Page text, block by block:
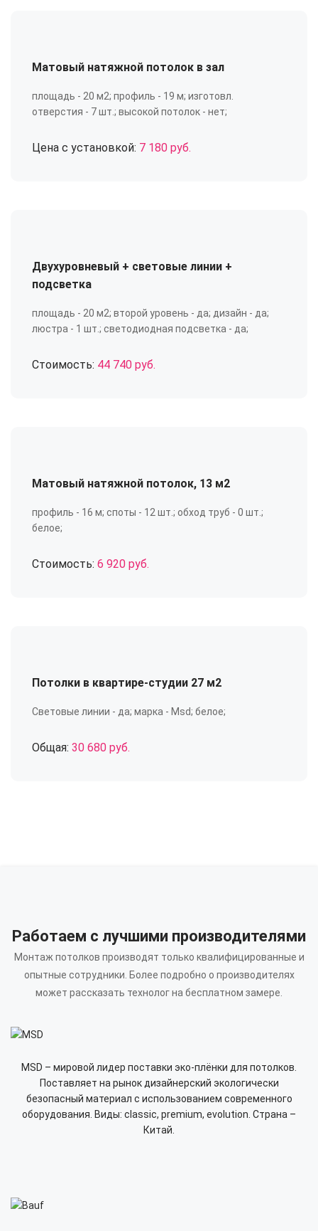
Матовый натяжной потолок в зал
площадь - 20 м2; профиль - 19 м; изготовл.
отверстия - 7 шт.; высокой потолок - нет;
Цена с установкой: 7 180 руб.
Двухуровневый + световые линии +
подсветка
площадь - 20 м2; второй уровень - да; дизайн - да;
люстра - 1 шт.; светодиодная подсветка - да;
Стоимость: 44 740 руб.
Матовый натяжной потолок, 13 м2
профиль - 16 м; споты - 12 шт.; обход труб - 0 шт.;
белое;
Стоимость: 6 920 руб.
Потолки в квартире-студии 27 м2
Световые линии - да; марка - Msd; белое;
Общая: 30 680 руб.
Работаем с лучшими производителями
Монтаж потолков производят только квалифицированные и
опытные сотрудники. Более подробно о производителях
может рассказать технолог на бесплатном замере.
MSD – мировой лидер поставки эко-плёнки для потолков.
Поставляет на рынок дизайнерский экологически
безопасный материал с использованием современного
оборудования. Виды: classic, premium, evolution. Страна –
Китай.